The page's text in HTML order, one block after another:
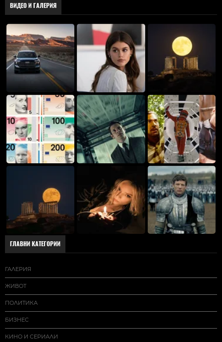
ВИДЕО И ГАЛЕРИЯ
ГЛАВНИ КАТЕГОРИИ
ГАЛЕРИЯ
ЖИВОТ
ПОЛИТИКА
БИЗНЕС
КИНО И СЕРИАЛИ